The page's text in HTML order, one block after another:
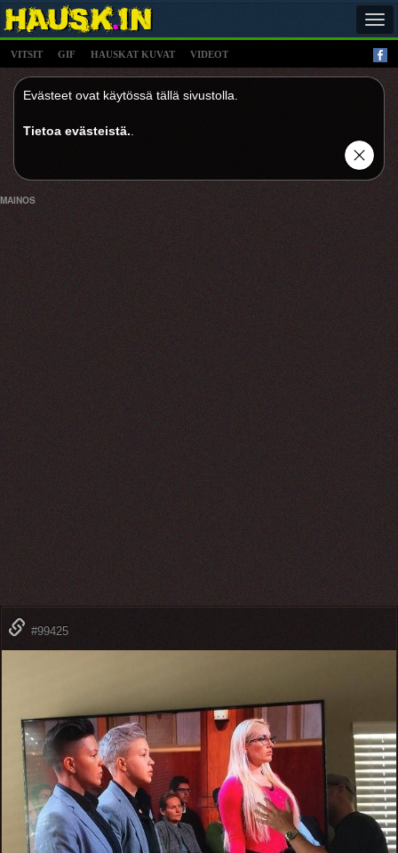
VITSIT GIF HAUSKAT KUVAT VIDEOT
Evästeet ovat käytössä tällä sivustolla.
Tietoa evästeistä.
MAINOS
#99425